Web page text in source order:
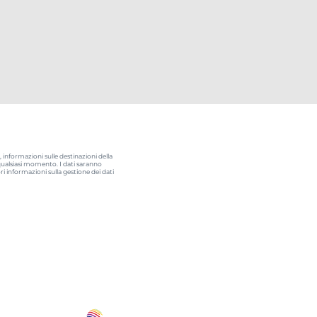
sulle destinazioni della
momento. I dati saranno
informazioni sulla gestione dei dati